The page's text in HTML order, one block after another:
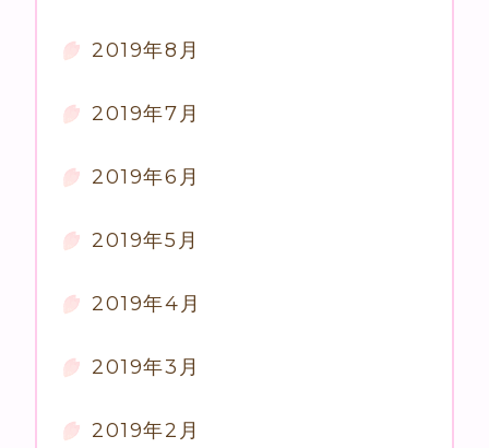
2019年8月
2019年7月
2019年6月
2019年5月
2019年4月
2019年3月
2019年2月